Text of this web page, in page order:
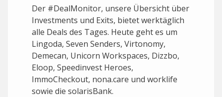
Der #DealMonitor, unsere Übersicht über
Investments und Exits, bietet werktäglich
alle Deals des Tages. Heute geht es um
Lingoda, Seven Senders, Virtonomy,
Demecan, Unicorn Workspaces, Dizzbo,
Eloop, Speedinvest Heroes,
ImmoCheckout, nona.care und worklife
sowie die solarisBank.